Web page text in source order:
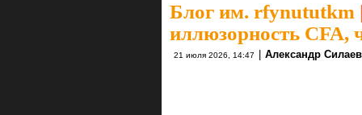
Блог им. rfynututkm
иллюзорность CFA,
21 июля 2026, 14:47 Александр Силаев